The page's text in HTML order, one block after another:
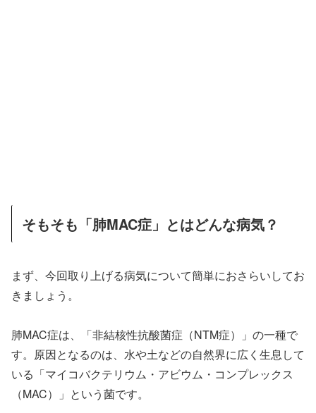
そもそも「肺MAC症」とはどんな病気？
まず、今回取り上げる病気について簡単におさらいしてお
きましょう。
肺MAC症は、「非結核性抗酸菌症（NTM症）」の一種で
す。原因となるのは、水や土などの自然界に広く生息して
いる「マイコバクテリウム・アビウム・コンプレックス
（MAC）」という菌です。